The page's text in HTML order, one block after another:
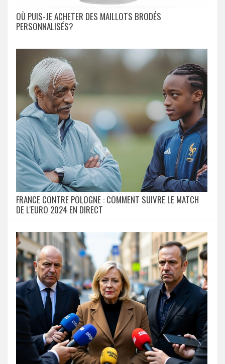
OÙ PUIS-JE ACHETER DES MAILLOTS BRODÉS
PERSONNALISÉS?
FRANCE CONTRE POLOGNE : COMMENT SUIVRE LE MATCH
DE L'EURO 2024 EN DIRECT